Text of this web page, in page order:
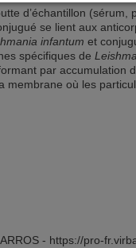
d’échantillon
se lient aux
infantum et
spécifiques de
par
membrane où les
- https://pro-